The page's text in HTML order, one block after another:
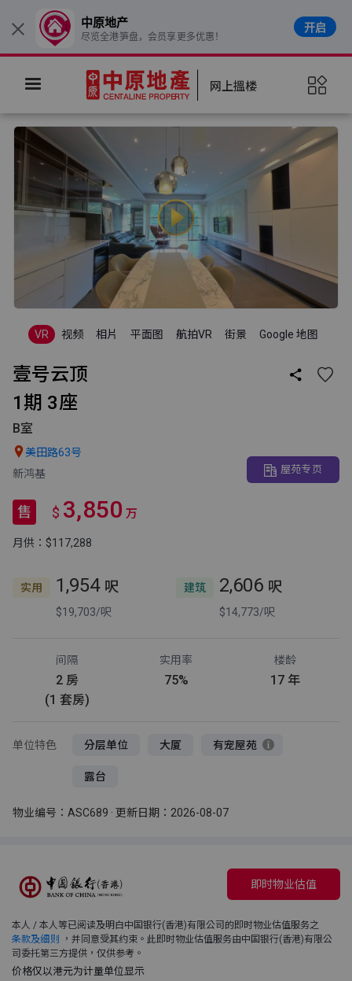
网上搵楼
VR 视频 相片 平面图 航拍VR 街景 Google 地图
壹号云顶 
1期 3座
B室
 美田路63号
新鸿基
屋苑专页
售 $ 3,850 万
月供：$117,288
实用 1,954 呎
$19,703/呎
建筑 2,606 呎
$14,773/呎
间隔
2 房
(1 套房)
实用率
75%
楼龄
17 年
单位特色 分层单位 大厦 有宠屋苑
露台
物业编号：ASC689 · 更新日期：2026-08-07
即时物业估值
本人 / 本人等已阅读及明白中国银行(香港)有限公司的即时物业估值服务之
条款及细则
，并同意受其约束。此即时物业估值服务由中国银行(香港)有限公
司委托第三方提供，仅供参考。
价格仅以港元为计量单位显示
× 中原地产
尽览全港笋盘，会员享更多优惠！
开启